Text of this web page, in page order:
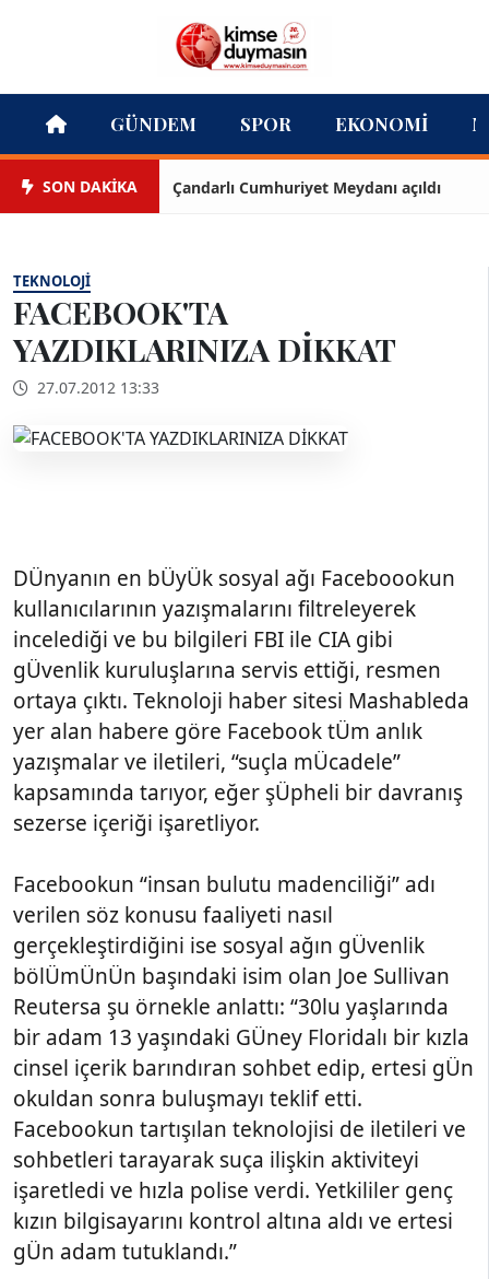
GÜNDEM SPOR EKONOMI
SON DAKİKA Çandarlı Cumhuriyet Meydanı açıldı
TEKNOLOJI
FACEBOOK'TA
YAZDIKLARINIZA DİKKAT
27.07.2012 13:33
DÜnyanın en bÜyÜk sosyal ağı Faceboookun
kullanıcılarının yazışmalarını filtreleyerek
incelediği ve bu bilgileri FBI ile CIA gibi
gÜvenlik kuruluşlarına servis ettiği, resmen
ortaya çıktı. Teknoloji haber sitesi Mashableda
yer alan habere göre Facebook tÜm anlık
yazışmalar ve iletileri, “suçla mÜcadele”
kapsamında tarıyor, eğer şÜpheli bir davranış
sezerse içeriği işaretliyor.
Facebookun “insan bulutu madenciliği” adı
verilen söz konusu faaliyeti nasıl
gerçekleştirdiğini ise sosyal ağın gÜvenlik
bölÜmÜnÜn başındaki isim olan Joe Sullivan
Reutersa şu örnekle anlattı: “30lu yaşlarında
bir adam 13 yaşındaki GÜney Floridalı bir kızla
cinsel içerik barındıran sohbet edip, ertesi gÜn
okuldan sonra buluşmayı teklif etti.
Facebookun tartışılan teknolojisi de iletileri ve
sohbetleri tarayarak suça ilişkin aktiviteyi
işaretledi ve hızla polise verdi. Yetkililer genç
kızın bilgisayarını kontrol altına aldı ve ertesi
gÜn adam tutuklandı.”